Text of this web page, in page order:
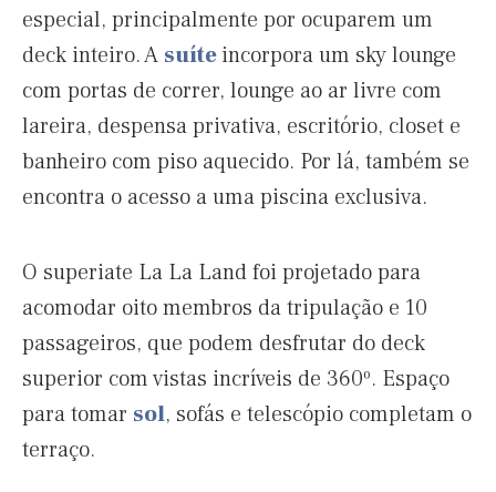
especial, principalmente por ocuparem um
deck inteiro. A suíteincorpora um sky lounge
com portas de correr, lounge ao ar livre com
lareira, despensa privativa, escritório, closet e
banheiro com piso aquecido. Por lá, também se
encontra o acesso a uma piscina exclusiva.
O superiate La La Land foi projetado para
acomodar oito membros da tripulação e 10
passageiros, que podem desfrutar do deck
superior com vistas incríveis de 360º. Espaço
para tomar sol, sofás e telescópio completam o
terraço.